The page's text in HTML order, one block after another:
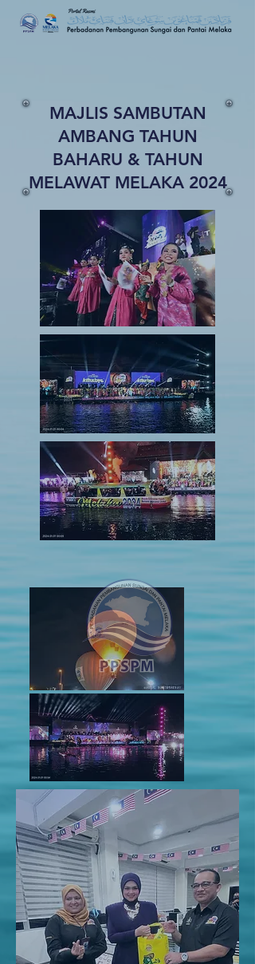
MAJLIS SAMBUTAN
AMBANG TAHUN
BAHARU & TAHUN
MELAWAT MELAKA 2024